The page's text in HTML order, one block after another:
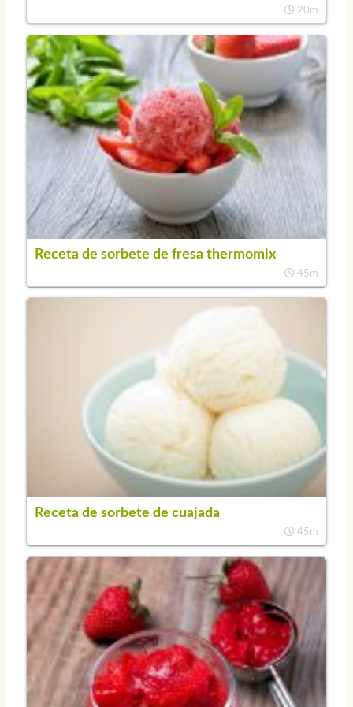
20m
Receta de sorbete de fresa thermomix
45m
Receta de sorbete de cuajada
45m